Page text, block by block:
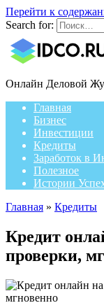
Перейти к
Search for:
Онлайн Деловой
Главная
Бизнес
Инвестиции
Кредиты
Заработок в
Полезное
Истории
Главная » Кредиты
Кредит
проверки,